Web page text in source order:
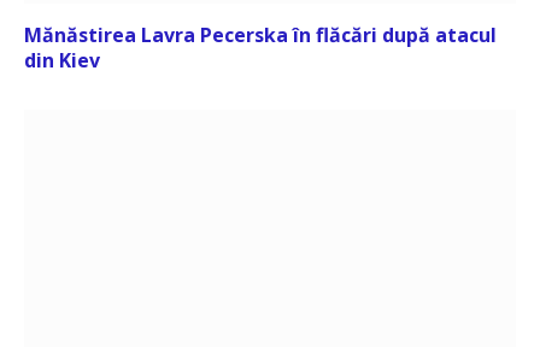
Mănăstirea Lavra Pecerska în flăcări după atacul
din Kiev